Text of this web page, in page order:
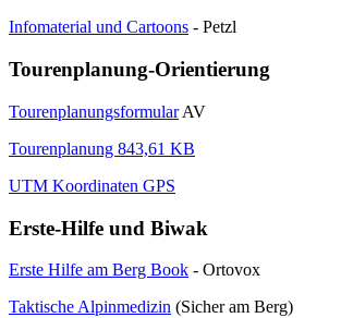
Infomaterial und Cartoons - Petzl
Tourenplanung-Orientierung
TourenplanungsformularAV
Tourenplanung 843,61 KB
UTM Koordinaten GPS
Erste-Hilfe und Biwak
Erste Hilfe am Berg Book - Ortovox
Taktische Alpinmedizin (Sicher am Berg)